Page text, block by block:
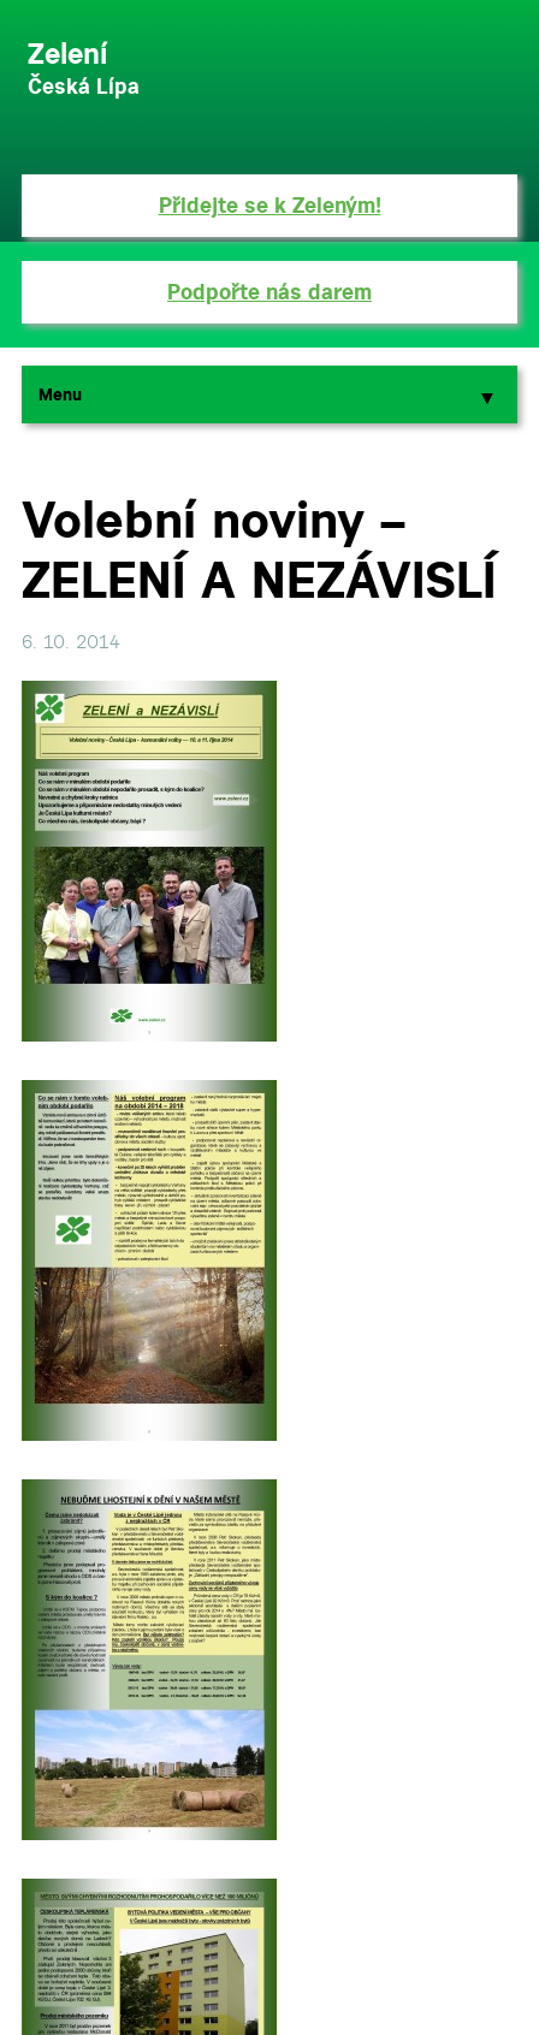
Zelení
Česká Lípa
Přidejte se k Zeleným!
Podpořte nás darem
Menu ▼
▼
Volební noviny –
ZELENÍ A NEZÁVISLÍ
6. 10. 2014